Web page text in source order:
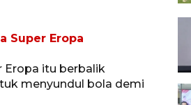
Super Eropa
Eropa itu berbalik
menyundul bola demi